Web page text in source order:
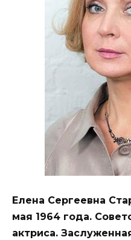
Елена Сергеевна
мая 1964 года.
актриса.